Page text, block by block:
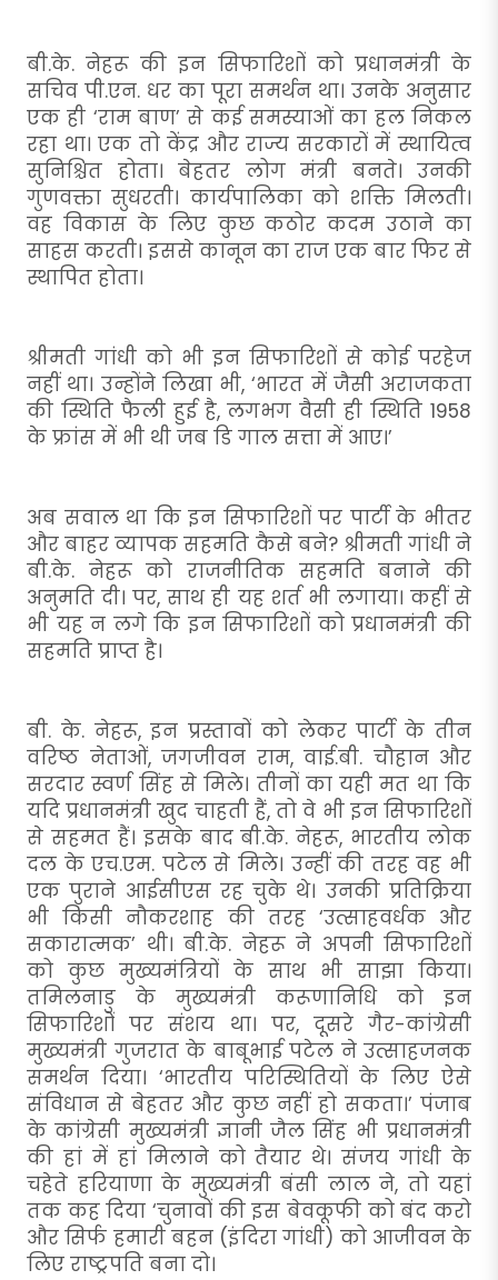
बी.के. नेहरू की इन सिफारिशों को प्रधानमंत्री के
सचिव पी.एन. धर का पूरा समर्थन था। उनके अनुसार
एक ही ‘राम बाण’ से कई समस्याओं का हल निकल
रहा था। एक तो केंद्र और राज्य सरकारों में स्थायित्व
सुनिश्चित होता। बेहतर लोग मंत्री बनते। उनकी
गुणवक्ता सुधरती। कार्यपालिका को शक्ति मिलती।
वह विकास के लिए कुछ कठोर कदम उठाने का
साहस करती। इससे कानून का राज एक बार फिर से
स्थापित होता।
श्रीमती गांधी को भी इन सिफारिशों से कोई परहेज
नहीं था। उन्होंने लिखा भी, ‘भारत में जैसी अराजकता
की ‍स्थिति फैली हुई है, लगभग वैसी ही स्थिति 1958
के फ्रांस में भी थी जब डि गाल सत्ता में आए।’
अब सवाल था कि इन सिफारिशों पर पार्टी के भीतर
और बाहर व्यापक सहमति कैसे बने? श्रीमती गांधी ने
बी.के. नेहरू को राजनीतिक सहमति बनाने की
अनुमति दी। पर, साथ ही यह शर्त भी लगाया। कहीं से
भी यह न लगे कि इन सिफारिशों को प्रधानमंत्री की
सहमति प्राप्त है।
बी. के. नेहरू, इन प्रस्तावों को लेकर पार्टी के तीन
वरिष्ठ नेताओं, जगजीवन राम, वाई.बी. चौहान और
सरदार स्वर्ण सिंह से मिले। तीनों का यही मत था कि
यदि प्रधानमंत्री खुद चाहती हैं, तो वे भी इन सिफारिशों
से सहमत हैं। इसके बाद बी.के. नेहरू, भारतीय लोक
दल के एच.एम. पटेल से मिले। उन्हीं की तरह वह भी
एक पुराने आईसीएस रह चुके थे। उनकी प्रतिक्रिया
भी किसी नौकरशाह की तरह ‘उत्साहवर्धक और
सकारात्मक’ थी। बी.के. नेहरू ने अपनी सिफारिशों
को कुछ मुख्यमंत्रियों के साथ भी साझा किया।
‍तमिलनाडु के मुख्यमंत्री करूणानिधि को इन
सिफारिशों पर संशय था। पर, दूसरे गैर-कांग्रेसी
मुख्यमंत्री गुजरात के बाबूभाई पटेल ने उत्साहजनक
समर्थन दिया। ‘भारतीय परि‍‍स्थितियों के लिए ऐसे
संविधान से बेहतर और कुछ नहीं हो सकता।’ पंजाब
के कांग्रेसी मुख्यमंत्री ज्ञानी जैल सिंह भी प्रधानमंत्री
की हां में हां मिलाने को तैयार थे। संजय गांधी के
चहेते हरियाणा के मुख्यमंत्री बंसी लाल ने, तो यहां
तक कह दिया ‘चुनावों की इस बेवकूफी को बंद करो
और सिर्फ हमारी बहन ‍(इंदिरा गांधी) को आजीवन के
लिए राष्ट्रपति बना दो।